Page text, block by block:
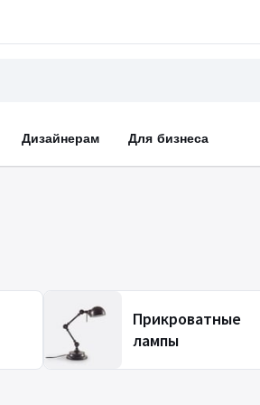
Дизайнерам Для бизнеса
Прикроватные
лампы